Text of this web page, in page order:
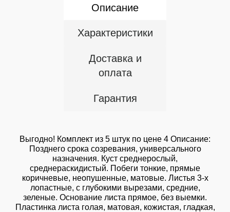
Описание
Характеристики
Доставка и
оплата
Гарантия
Выгодно! Комплект из 5 штук по цене 4 Описание:
Позднего срока созревания, универсального
назначения. Куст среднерослый,
среднераскидистый. Побеги тонкие, прямые
коричневые, неопушенные, матовые. Листья 3-х
лопастные, с глубокими вырезами, средние,
зеленые. Основание листа прямое, без выемки.
Пластинка листа голая, матовая, кожистая, гладкая,